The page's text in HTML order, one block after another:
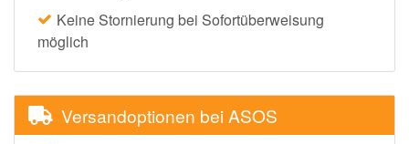
Keine Stornierung bei Sofortüberweisung
möglich
Versandoptionen bei ASOS